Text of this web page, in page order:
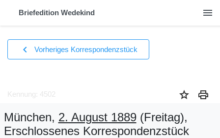
Briefedition Wedekind menu
chevron_left Vorheriges Korrespondenzstück
Kennung: 4502 star print
München, 2. August 1889(Freitag),
Erschlossenes Korrespondenzstück